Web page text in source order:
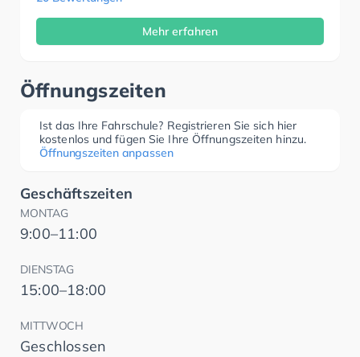
Mehr erfahren
Öffnungszeiten
Ist das Ihre Fahrschule? Registrieren Sie sich hier
kostenlos und fügen Sie Ihre Öffnungszeiten hinzu.
Öffnungszeiten anpassen
Geschäftszeiten
MONTAG
9:00–11:00
DIENSTAG
15:00–18:00
MITTWOCH
Geschlossen